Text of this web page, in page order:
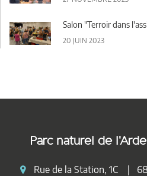
Salon "Terroir dans
20 JUIN 2023
Parc naturel de
Rue de la Station, 1C |